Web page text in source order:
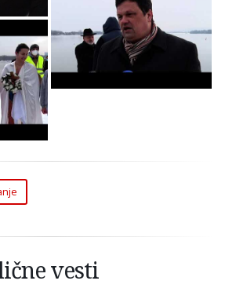
Simbolično Održano
Bogojavljensko
Plivanje u Zemunu
vesti